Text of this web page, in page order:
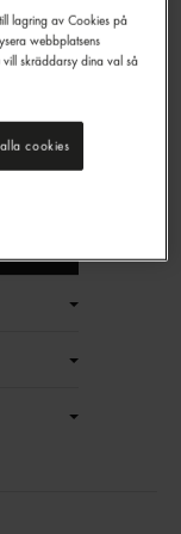
lagring av Cookies på
webbplatsens
skräddarsy dina val så
cookies